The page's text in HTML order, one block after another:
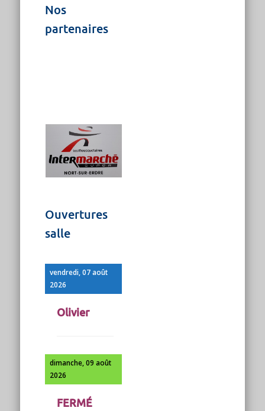
Nos
partenaires
Ouvertures
salle
vendredi, 07 août
2026
Olivier
dimanche, 09 août
2026
FERMÉ